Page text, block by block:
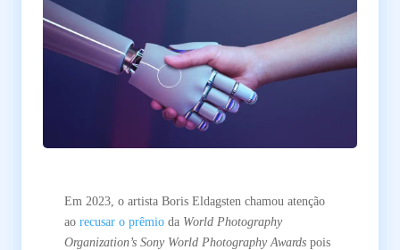
Em 2023, o artista Boris Eldagsten chamou atenção
ao recusar o prêmio da World Photography
Organization’s Sony World Photography Awards pois